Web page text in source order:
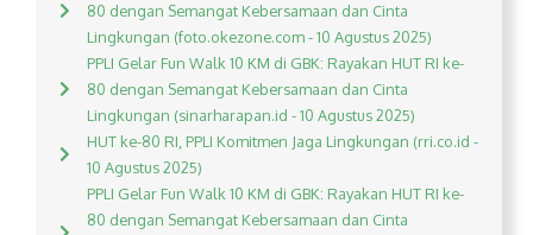
80 dengan Semangat Kebersamaan dan Cinta
Lingkungan (foto.okezone.com - 10 Agustus 2025)
PPLI Gelar Fun Walk 10 KM di GBK: Rayakan HUT RI ke-
80 dengan Semangat Kebersamaan dan Cinta
Lingkungan (sinarharapan.id - 10 Agustus 2025)
HUT ke-80 RI, PPLI Komitmen Jaga Lingkungan (rri.co.id -
10 Agustus 2025)
PPLI Gelar Fun Walk 10 KM di GBK: Rayakan HUT RI ke-
80 dengan Semangat Kebersamaan dan Cinta